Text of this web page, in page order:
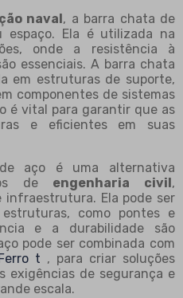
naval , a barra chata de
espaço. Ela é utilizada na
onde a resistência à
essenciais. A barra chata
em estruturas de suporte,
componentes de sistemas
é vital para garantir que as
e eficientes em suas
aço é uma alternativa
de engenharia civil ,
infraestrutura. Ela pode ser
como pontes e
e a durabilidade são
pode ser combinada com
Ferro t , para criar soluções
exigências de segurança e
escala.